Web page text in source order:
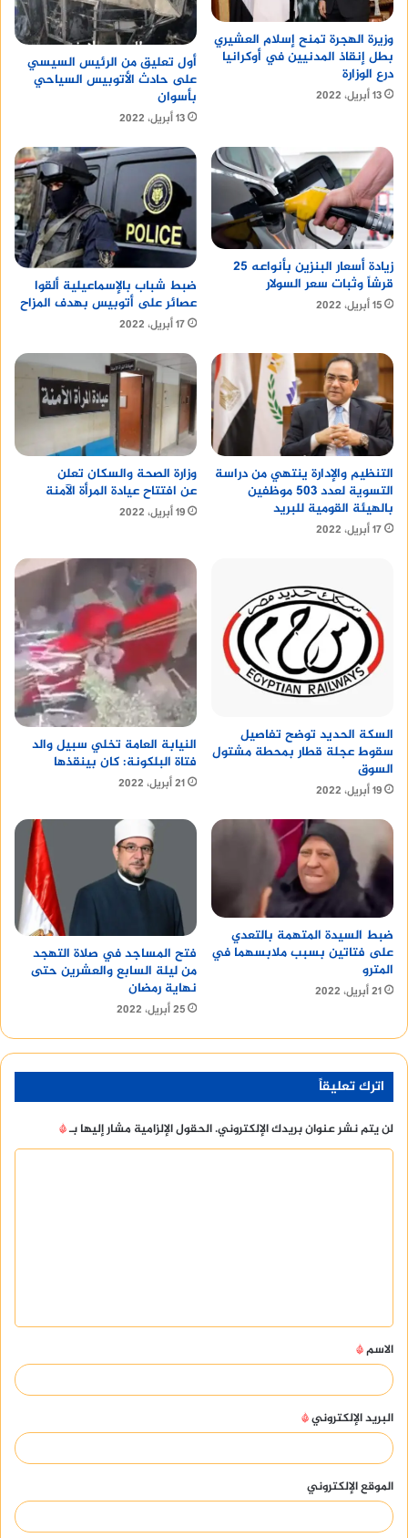
وزيرة الهجرة تمنح إسلام العشيري
بطل إنقاذ المدنيين في أوكرانيا
درع الوزارة
13 أبريل، 2022
أول تعليق من الرئيس السيسي
على حادث الأتوبيس السياحي
بأسوان
13 أبريل، 2022
زيادة أسعار البنزين بأنواعه 25
قرشاً وثبات سعر السولار
15 أبريل، 2022
ضبط شباب بالإسماعيلية ألقوا
عصائر على أتوبيس بهدف المزاح
17 أبريل، 2022
التنظيم والإدارة ينتهي من دراسة
التسوية لعدد 503 موظفين
بالهيئة القومية للبريد
17 أبريل، 2022
وزارة الصحة والسكان تعلن
عن افتتاح عيادة المرأة الآمنة
19 أبريل، 2022
السكة الحديد توضح تفاصيل
سقوط عجلة قطار بمحطة مشتول
السوق
19 أبريل، 2022
النيابة العامة تخلي سبيل والد
فتاة البلكونة: كان بينقذها
21 أبريل، 2022
ضبط السيدة المتهمة بالتعدي
على فتاتين بسبب ملابسهما في
المترو
21 أبريل، 2022
فتح المساجد في صلاة التهجد
من ليلة السابع والعشرين حتى
نهاية رمضان
25 أبريل، 2022
اترك تعليقاً
لن يتم نشر عنوان بريدك الإلكتروني.الحقول الإلزامية مشار إليها بـ*
ق
*
الاسم*
البريد الإلكتروني*
الموقع الإلكتروني